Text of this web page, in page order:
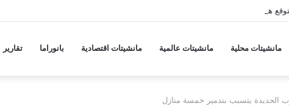
هجمات منسقة من حلفاء لإيران
مانشيتات محلية مانشيتات عالمية مانشيتات اقتصادية بانوراما تقارير
يتسبب بتدمير خمسة منازل